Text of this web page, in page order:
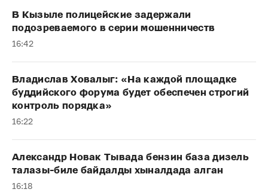
В Кызыле полицейские задержали
подозреваемого в серии мошенничеств
16:42
Владислав Ховалыг: «На каждой площадке
буддийского форума будет обеспечен строгий
контроль порядка»
16:22
Александр Новак Тывада бензин база дизель
талазы-биле байдалды хыналдада алган
16:18